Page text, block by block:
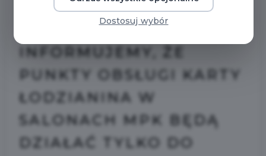
INFORMUJEMY, ŻE
PUNKTY OBSŁUGI KARTY
ŁODZIANINA W
SALONACH MPK BĘDĄ
DZIAŁAĆ TYLKO DO
Dostosuj wybór